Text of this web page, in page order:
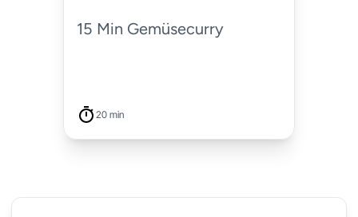
15 Min Gemüsecurry
20 min